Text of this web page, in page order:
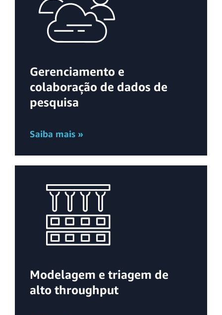
Gerenciamento e
colaboração de dados de
pesquisa
Saiba mais »
Modelagem e triagem de
alto throughput